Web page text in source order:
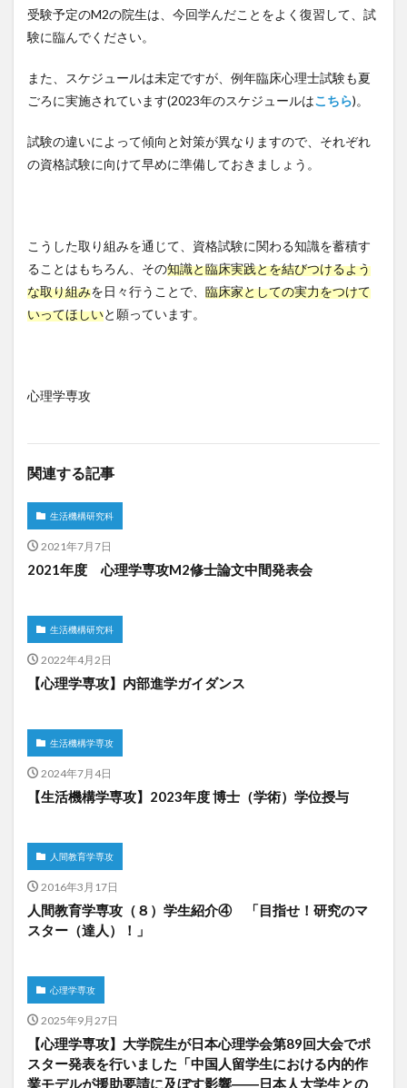
受験予定のM2の院生は、今回学んだことをよく復習して、試
験に臨んでください。
また、スケジュールは未定ですが、例年臨床心理士試験も夏
ごろに実施されています(2023年のスケジュールはこちら)。
試験の違いによって傾向と対策が異なりますので、それぞれ
の資格試験に向けて早めに準備しておきましょう。
こうした取り組みを通じて、資格試験に関わる知識を蓄積す
ることはもちろん、その知識と臨床実践とを結びつけるよう
な取り組みを日々行うことで、 臨床家としての実力をつけて
いってほしいと願っています。
心理学専攻
関連する記事
生活機構研究科
2021年7月7日
2021年度 心理学専攻M2修士論文中間発表会
生活機構研究科
2022年4月2日
【心理学専攻】内部進学ガイダンス
生活機構学専攻
2024年7月4日
【生活機構学専攻】2023年度 博士（学術）学位授与
人間教育学専攻
2016年3月17日
人間教育学専攻（８）学生紹介④ 「目指せ！研究のマ
スター（達人）！」
心理学専攻
2025年9月27日
【心理学専攻】大学院生が日本心理学会第89回大会でポ
スター発表を行いました「中国人留学生における内的作
業モデルが援助要請に及ぼす影響――日本人大学生との